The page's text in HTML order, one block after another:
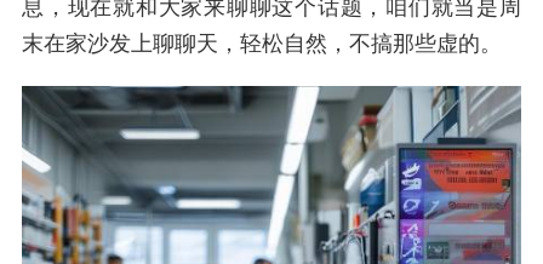
息，现在就和大家来聊聊这个话题，咱们就当是周
末在家沙发上聊聊天，轻松自然，不搞那些虚的。